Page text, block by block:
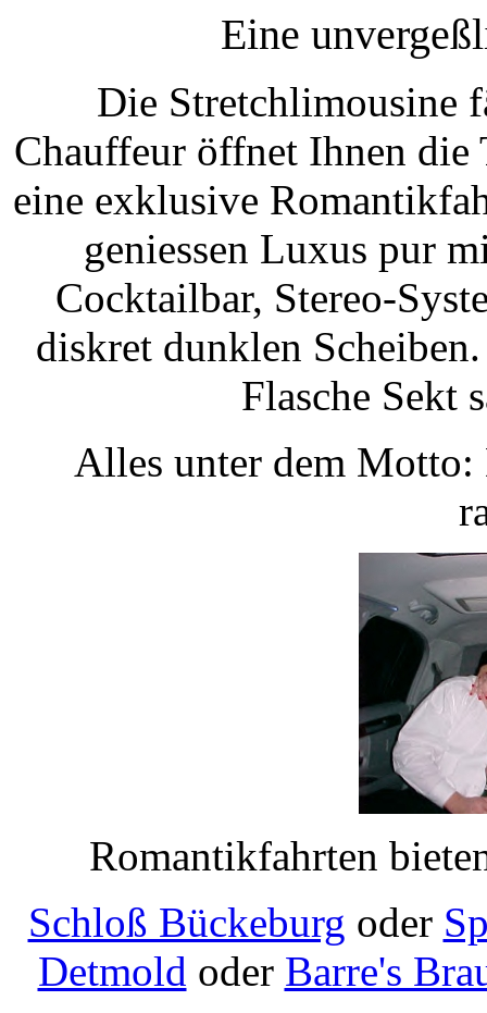
Eine
Die Stretchlimousine
Chauffeur öffnet Ihnen die
eine exklusive
geniessen Luxus pur
Cocktailbar, Stereo-
diskret dunklen
Flasche Sekt
Alles unter dem Motto:
Romantikfahrten
Schloß Bückeburg oder
Detmold oder Barre's